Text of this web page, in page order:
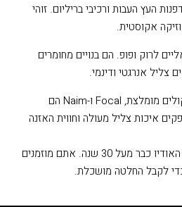
העץ העבות ורכיבי בריליום. זוהי
אקוסטית.
לרוק ופופ. הם בנויים מחומרים
צליל אנרגטי ודינמי.
מומלצת, Focal ו-Naim הם
איכות צליל מעולה וחווית האזנה
TR היא חברה מובילה בתחום האודיו כבר מעל 30 שנה. אתם מוזמנים
לקבל החלטה מושכלת.